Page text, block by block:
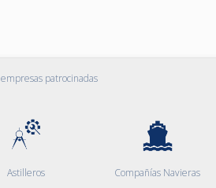
empresas patrocinadas
Astilleros Compañías Navieras